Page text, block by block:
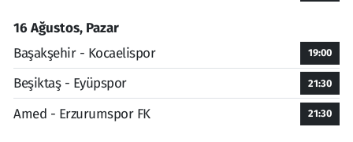
16 Ağustos, Pazar
Başakşehir - Kocaelispor
19:00
Beşiktaş - Eyüpspor 21:30
Amed - Erzurumspor FK 21:30